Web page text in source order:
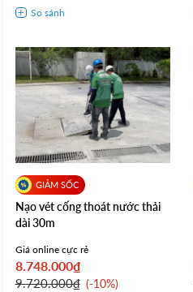
Nạo vét cống thoát nước thải
dài 30m
Giá online cực rẻ
8.748.000₫
9.720.000₫ -10%